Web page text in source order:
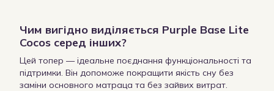
Чим вигідно виділяється Purple Base Lite
Cocos серед інших?
Цей топер — ідеальне поєднання функціональності та
підтримки. Він допоможе покращити якість сну без
заміни основного матраца та без зайвих витрат.